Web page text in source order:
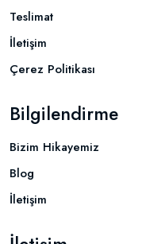
Teslimat
İletişim
Çerez Politikası
Bilgilendirme
Bizim Hikayemiz
Blog
İletişim